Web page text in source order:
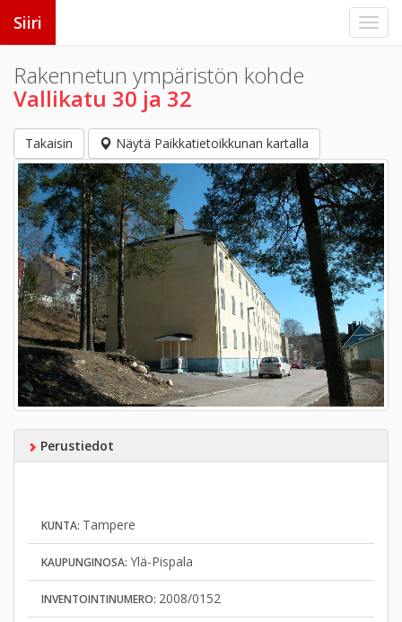
Siiri
Rakennetun ympäristön kohde
Vallikatu 30 ja 32
Takaisin Näytä Paikkatietoikkunan kartalla
Perustiedot
KUNTA: Tampere
KAUPUNGINOSA: Ylä-Pispala
INVENTOINTINUMERO: 2008/0152